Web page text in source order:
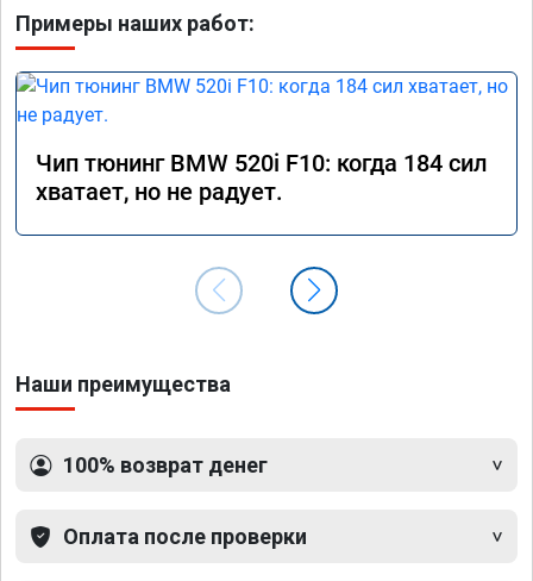
Примеры наших работ:
Чип тюнинг BMW 520i F10: когда 184 сил
хватает, но не радует.
Наши преимущества
100% возврат денег
Оплата после проверки